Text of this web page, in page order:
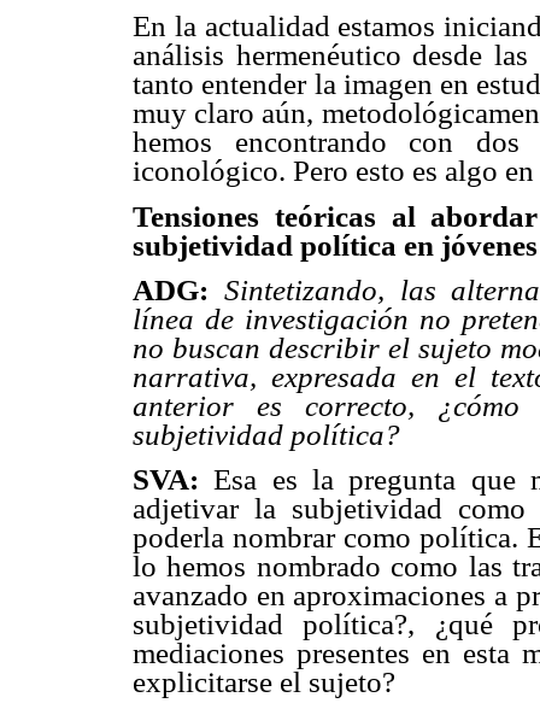
En la actualidad estamos
análisis hermenéutico desde
tanto entender la imagen en
muy claro aún,
hemos encontrando con
iconológico. Pero esto es algo
Tensiones teóricas al
subjetividad política en jóvenes
ADG: Sintetizando, las
línea de investigación no
no buscan describir el sujeto
narrativa, expresada en el
anterior es correcto,
subjetividad política?
SVA: Esa es la pregunta que
adjetivar la subjetividad
poderla nombrar como política.
lo hemos nombrado como las
avanzado en aproximaciones a
subjetividad política?, ¿qué
mediaciones presentes en esta
explicitarse el sujeto?